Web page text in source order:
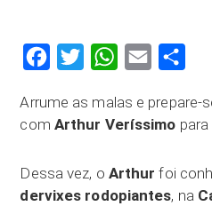
FacebookTwitter WhatsApp
Email
Arrume as malas e prepare-
com Arthur Veríssimo para
Dessa vez, o Arthur foi
dervixes rodopiantes, na